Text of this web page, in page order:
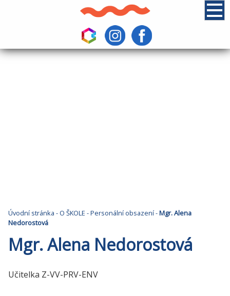
Úvodní stránka - O ŠKOLE -Personální obsazení-Mgr. Alena
Nedorostová
Mgr. Alena Nedorostová
Učitelka Z-VV-PRV-ENV